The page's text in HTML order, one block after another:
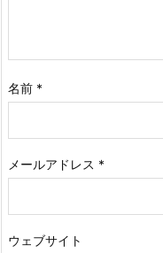
名前 *
メールアドレス *
ウェブサイト